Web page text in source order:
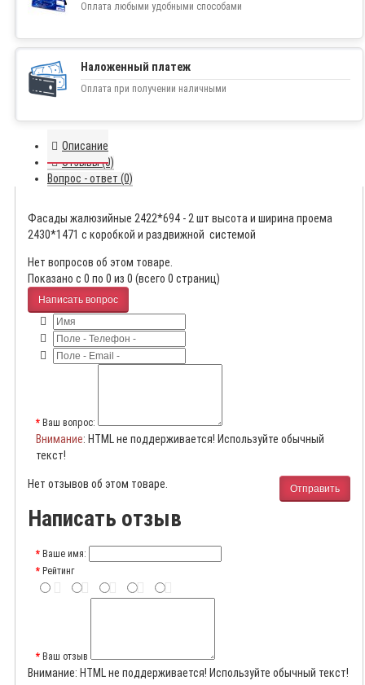
Оплата любыми удобными способами
Наложенный платеж
Оплата при получении наличными
Описание
Отзывы (0)
Вопрос - ответ (0)
Фасады жалюзийные 2422*694 - 2 шт высота и ширина проема
2430*1471 с коробкой и раздвижной системой
Нет вопросов об этом товаре.
Показано с 0 по 0 из 0 (всего 0 страниц)
Написать вопрос
Ваш вопрос:
Внимание: HTML не поддерживается! Используйте обычный
текст!
Отправить
Нет отзывов об этом товаре.
Написать отзыв
Ваше имя:
Рейтинг
Ваш отзыв
Внимание: HTML не поддерживается! Используйте обычный текст!